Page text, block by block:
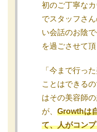
初のご丁寧な
でスタッフさ
い会話のお陰
を過ごさせて
「今まで行っ
ことはできる
はその美容師
が、 Growthは
て、人がコン